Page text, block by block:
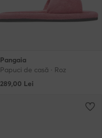
Pangaia
Papuci de casă · Roz
289,00 Lei